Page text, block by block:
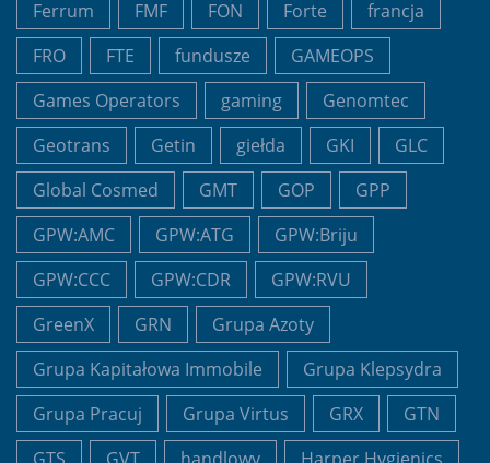
Ferrum
FMF FON Forte
francja
FRO
FTE fundusze
GAMEOPS
Games Operators
gaming
Genomtec
Geotrans
Getin giełda GKI
GLC
Global Cosmed
GMT GOP
GPP
GPW:AMC
GPW:ATG
GPW:Briju
GPW:CCC
GPW:CDR
GPW:RVU
GreenX
GRN
Grupa Azoty
Grupa Kapitałowa Immobile
Grupa Klepsydra
Grupa Pracuj
Grupa Virtus GRX
GTN